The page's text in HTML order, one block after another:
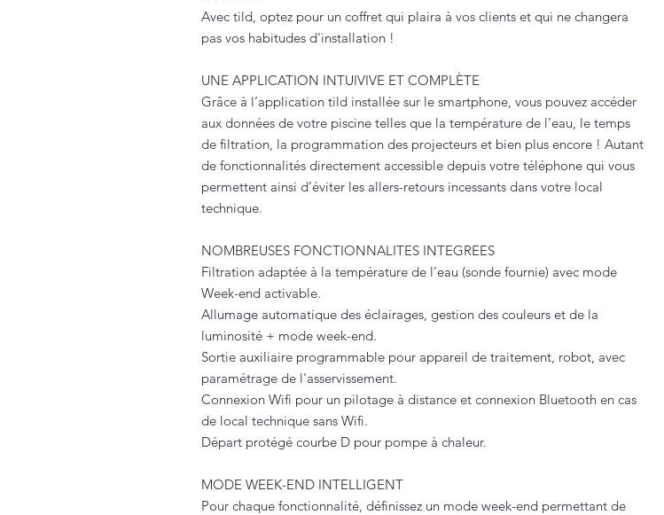
Avec tild, optez pour un coffret qui plaira à vos clients et qui ne changera
pas vos habitudes d'installation !
UNE APPLICATION INTUIVIVE ET COMPLÈTE
Grâce à l’application tild installée sur le smartphone, vous pouvez accéder
aux données de votre piscine telles que la température de l’eau, le temps
de filtration, la programmation des projecteurs et bien plus encore ! Autant
de fonctionnalités directement accessible depuis votre téléphone qui vous
permettent ainsi d’éviter les allers-retours incessants dans votre local
technique.
NOMBREUSES FONCTIONNALITES INTEGREES
Filtration adaptée à la température de l’eau (sonde fournie) avec mode
Week-end activable.
Allumage automatique des éclairages, gestion des couleurs et de la
luminosité + mode week-end.
Sortie auxiliaire programmable pour appareil de traitement, robot, avec
paramétrage de l'asservissement.
Connexion Wifi pour un pilotage à distance et connexion Bluetooth en cas
de local technique sans Wifi.
Départ protégé courbe D pour pompe à chaleur.
MODE WEEK-END INTELLIGENT
Pour chaque fonctionnalité, définissez un mode week-end permettant de